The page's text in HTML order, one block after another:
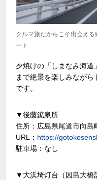
クルマ旅だからこそ出会え
ート
夕焼けの「しまなみ海
まで絶景を楽しみなが
です。
▼後藤鉱泉所
住所：広島県尾道市向島
URL： https://
駐車場：なし
▼大浜埼灯台（因島大橋